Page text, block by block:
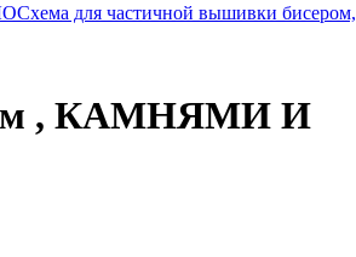
Схема для частичной вышивки бисером,
, КАМНЯМИ И